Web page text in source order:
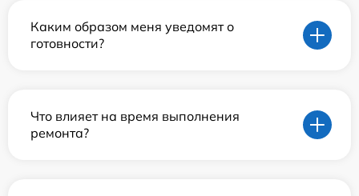
Каким образом меня уведомят о
готовности?
Что влияет на время выполнения
ремонта?